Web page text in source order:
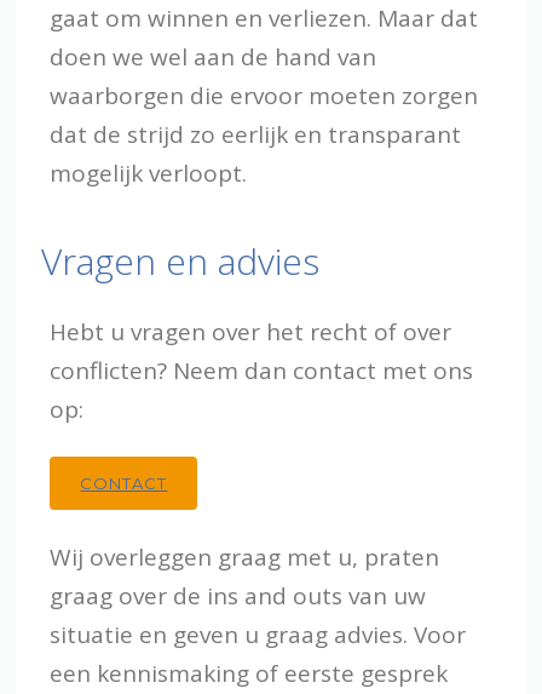
gaat om winnen en verliezen. Maar dat
doen we wel aan de hand van
waarborgen die ervoor moeten zorgen
dat de strijd zo eerlijk en transparant
mogelijk verloopt.
Vragen en advies
Hebt u vragen over het recht of over
conflicten? Neem dan contact met ons
op:
CONTACT
Wij overleggen graag met u, praten
graag over de ins and outs van uw
situatie en geven u graag advies. Voor
een kennismaking of eerste gesprek